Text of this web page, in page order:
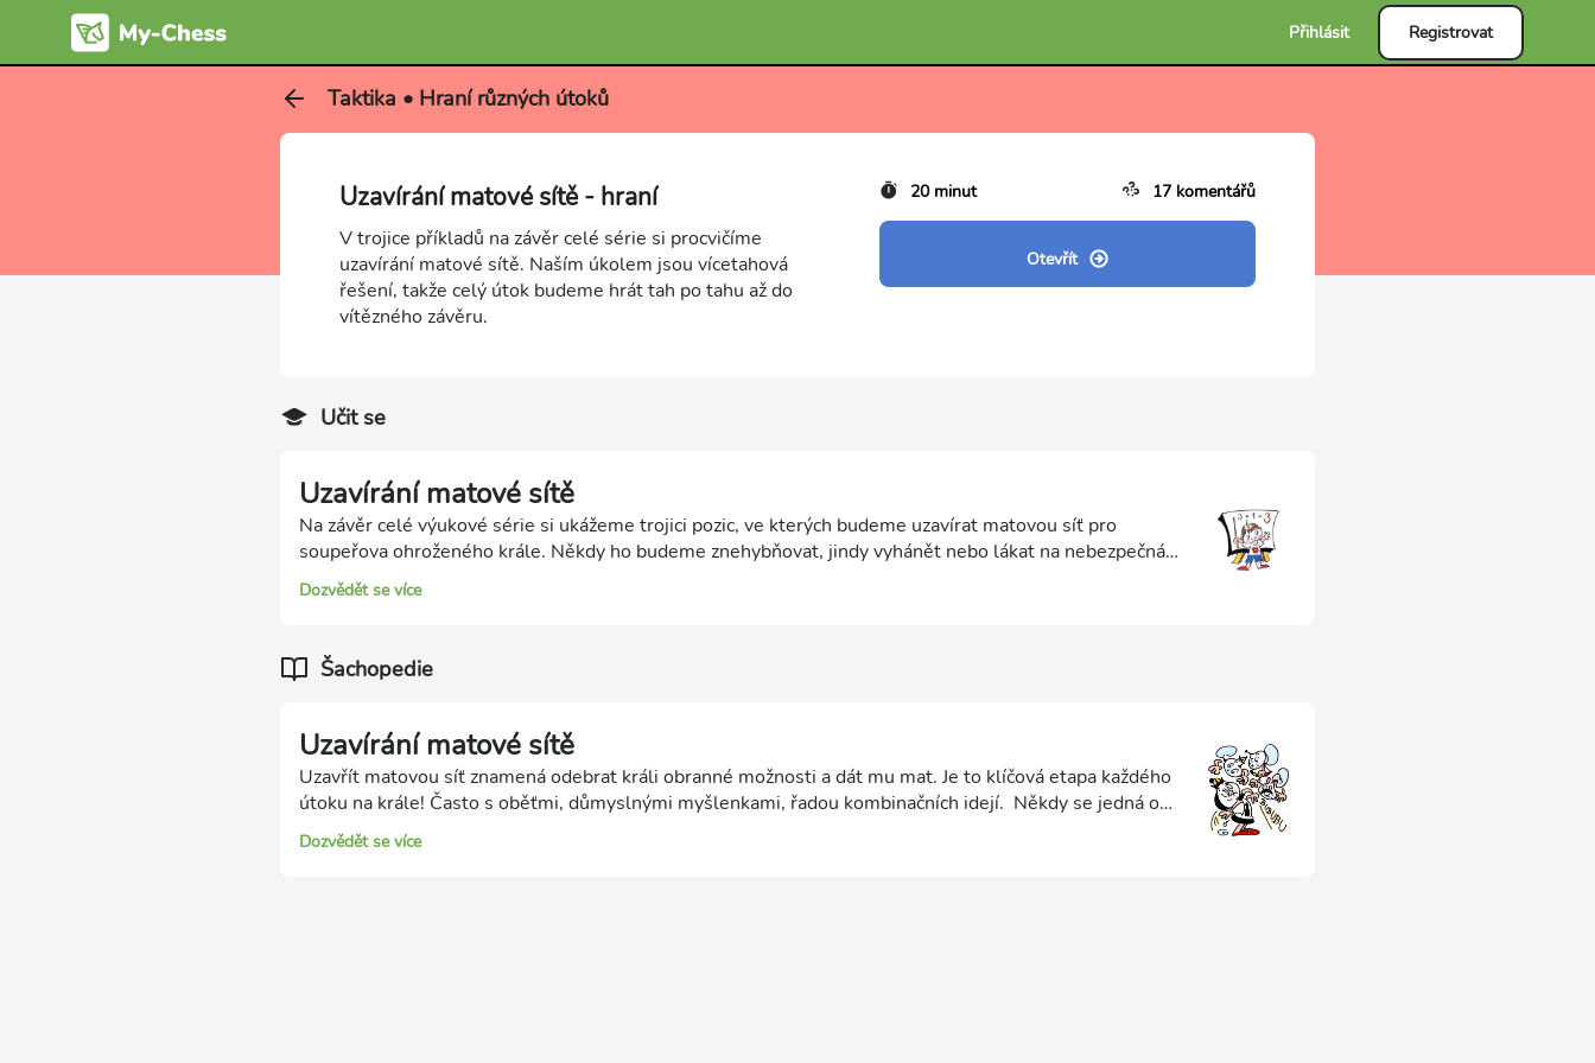
Přihlásit Registrovat
Taktika • Hraní různých útoků
Uzavírání matové sítě - hraní
V trojice příkladů na závěr celé série si procvičíme
uzavírání matové sítě. Naším úkolem jsou vícetahová
řešení, takže celý útok budeme hrát tah po tahu až do
vítězného závěru.
20 minut 17 komentářů
Otevřít
Učit se
Uzavírání matové sítě
Na závěr celé výukové série si ukážeme trojici pozic, ve kterých budeme uzavírat matovou síť pro
soupeřova ohroženého krále. Někdy ho budeme znehybňovat, jindy vyhánět nebo lákat na nebezpečná
místa. Budeme rádi, když získané dovednosti brzy využijete i ve svých vlastních partiích!
Dozvědět se více
Šachopedie
Uzavírání matové sítě
Uzavřít matovou síť znamená odebrat králi obranné možnosti a dát mu mat. Je to klíčová etapa každého
útoku na krále! Často s oběťmi, důmyslnými myšlenkami, řadou kombinačních idejí. Někdy se jedná o
odstranění obránců soupeřova krále, anebo jejich odvlečení či překrytí. Jindy se může jednat o odebrání
nebo ucpání polí, na které nám soupeřův král uniká. Protože je uzavírání matové sítě konečnou etapou
Dozvědět se více